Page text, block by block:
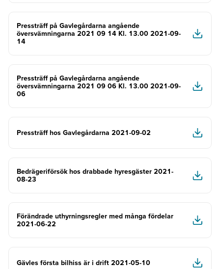
Pressträff på Gavlegårdarna angående
översvämningarna 2021 09 14 Kl. 13.00 2021-09-
14
Pressträff på Gavlegårdarna angående
översvämningarna 2021 09 06 Kl. 13.00 2021-09-
06
Pressträff hos Gavlegårdarna 2021-09-02
Bedrägeriförsök hos drabbade hyresgäster 2021-
08-23
Förändrade uthyrningsregler med många fördelar
2021-06-22
Gävles första bilhiss är i drift 2021-05-10